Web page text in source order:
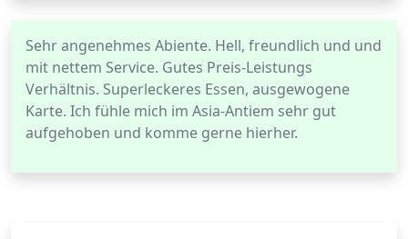
Sehr angenehmes Abiente. Hell, freundlich und und
mit nettem Service. Gutes Preis-Leistungs
Verhältnis. Superleckeres Essen, ausgewogene
Karte. Ich fühle mich im Asia-Antiem sehr gut
aufgehoben und komme gerne hierher.